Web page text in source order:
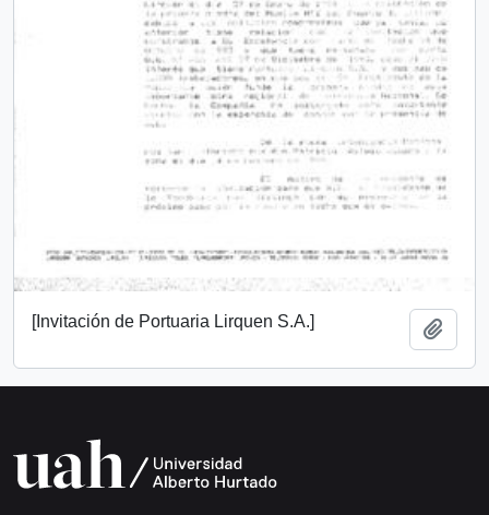
[Invitación de Portuaria Lirquen S.A.]